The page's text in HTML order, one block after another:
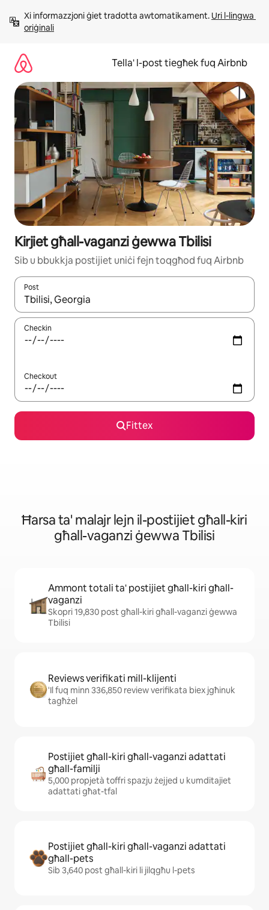
għall-
kontenut
Xi informazzjoni ġiet tradotta awtomatikament. Uri l-lingwa
oriġinali
Tella' l-post tiegħek fuq Airbnb
Kirjiet għall-vaganzi ġewwa Tbilisi
Sib u bbukkja postijiet uniċi fejn toqgħod fuq Airbnb
Post
Meta r-riżultati jkunu disponibbli, tista' tmur minn riżultat
Checkin
Checkout
Fittex
Ħarsa ta' malajr lejn il-postijiet għall-kiri
għall-vaganzi ġewwa Tbilisi
Ammont totali ta' postijiet għall-kiri għall-
vaganzi
Skopri 19,830 post għall-kiri għall-vaganzi ġewwa
Tbilisi
Reviews verifikati mill-klijenti
'Il fuq minn 336,850 review verifikata biex jgħinuk
tagħżel
Postijiet għall-kiri għall-vaganzi adattati
għall-familji
5,000 propjetà toffri spazju żejjed u kumditajiet
adattati għat-tfal
Postijiet għall-kiri għall-vaganzi adattati
għall-pets
Sib 3,640 post għall-kiri li jilqgħu l-pets